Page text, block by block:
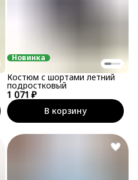
Новинка
1 071 ₽
Костюм с шортами летний
подростковый
В корзину